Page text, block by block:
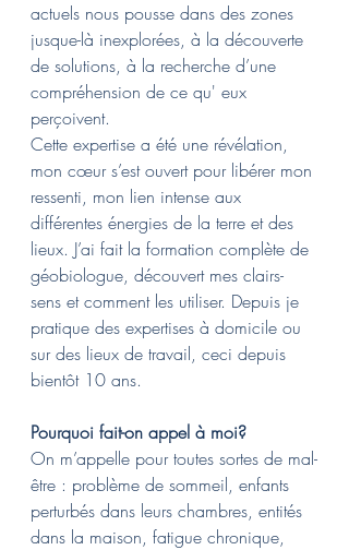
actuels nous pousse dans des zones
jusque-là inexplorées, à la découverte
de solutions, à la recherche d’une
compréhension de ce qu' eux
perçoivent.
Cette expertise a été une révélation,
mon cœur s’est ouvert pour libérer mon
ressenti, mon lien intense aux
différentes énergies de la terre et des
lieux. J’ai fait la formation complète de
géobiologue, découvert mes clairs-
sens et comment les utiliser. Depuis je
pratique des expertises à domicile ou
sur des lieux de travail, ceci depuis
bientôt 10 ans.
Pourquoi fait-on appel à moi?
On m’appelle pour toutes sortes de mal-
être : problème de sommeil, enfants
perturbés dans leurs chambres, entités
dans la maison, fatigue chronique,